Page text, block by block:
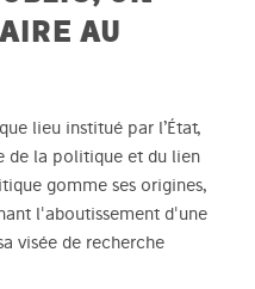
AU
lieu institué par l’État,
de la politique et du lien
gomme ses origines,
l'aboutissement d'une
visée de recherche